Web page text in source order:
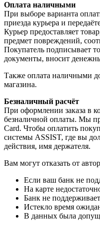
Оплата наличными
При выборе варианта
приезда курьера и
Курьер предоставляет
предмет повреждений,
Покупатель подписывает
документы, вносит
Также оплата наличными
магазина.
Безналичный расчёт
При оформлении заказа в
безналичной оплаты. Мы
Card. Чтобы оплатить
системы ASSIST, где вы
действия, имя держателя.
Вам могут отказать от
Если ваш банк не
На карте
Банк не
Истекло время
В данных была